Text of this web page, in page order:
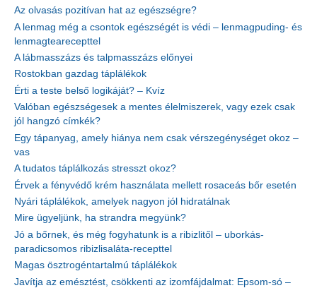
Az olvasás pozitívan hat az egészségre?
A lenmag még a csontok egészségét is védi – lenmagpuding- és
lenmagtearecepttel
A lábmasszázs és talpmasszázs előnyei
Rostokban gazdag táplálékok
Érti a teste belső logikáját? – Kvíz
Valóban egészségesek a mentes élelmiszerek, vagy ezek csak
jól hangzó címkék?
Egy tápanyag, amely hiánya nem csak vérszegénységet okoz –
vas
A tudatos táplálkozás stresszt okoz?
Érvek a fényvédő krém használata mellett rosaceás bőr esetén
Nyári táplálékok, amelyek nagyon jól hidratálnak
Mire ügyeljünk, ha strandra megyünk?
Jó a bőrnek, és még fogyhatunk is a ribizlitől – uborkás-
paradicsomos ribizlisaláta-recepttel
Magas ösztrogéntartalmú táplálékok
Javítja az emésztést, csökkenti az izomfájdalmat: Epsom-só –